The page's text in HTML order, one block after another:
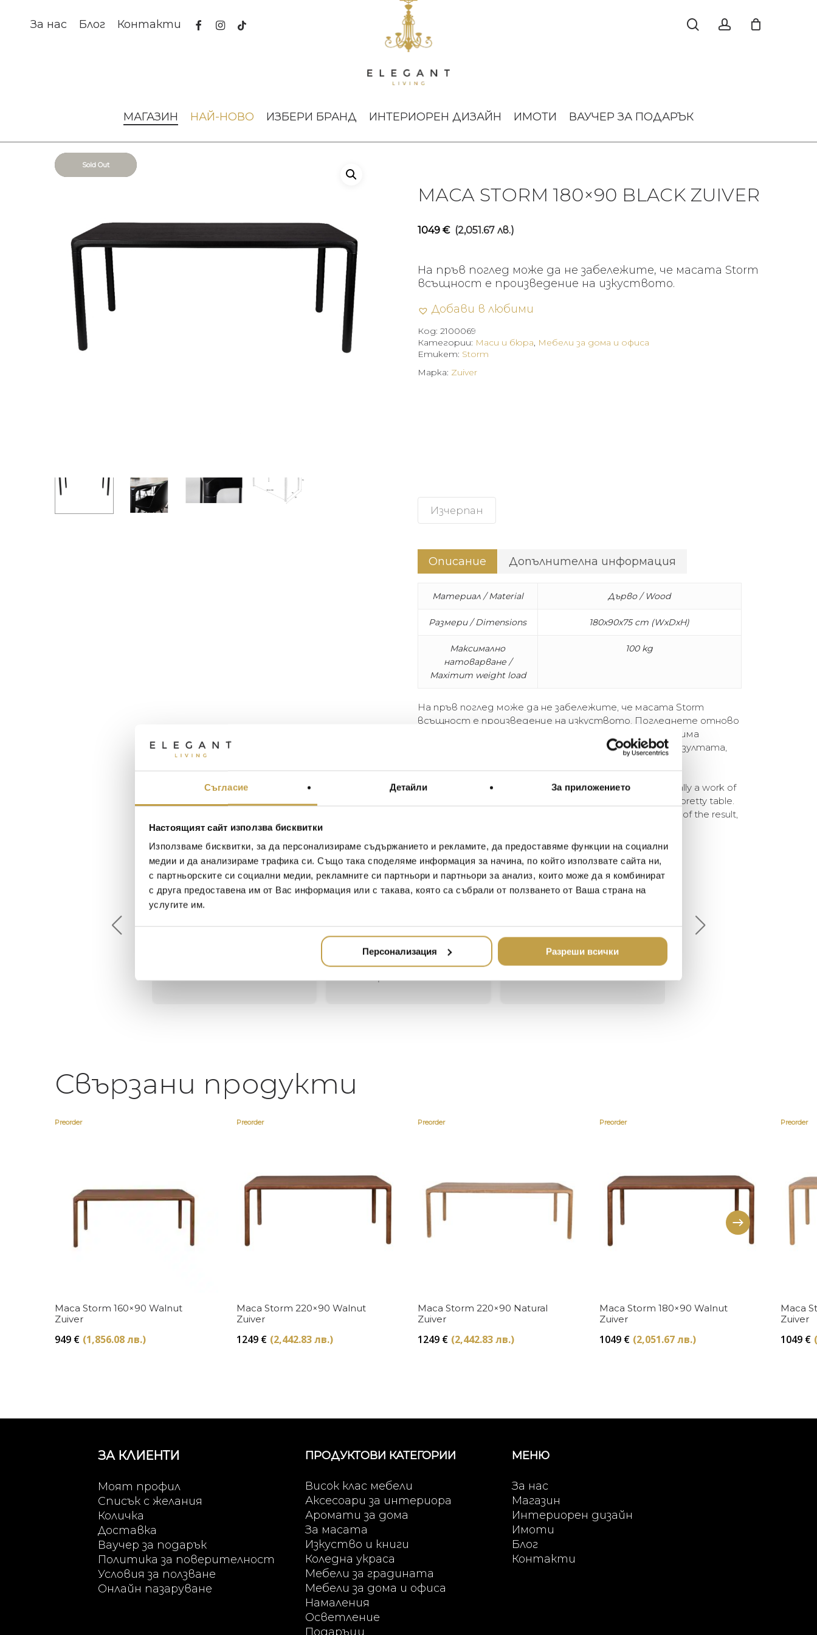
Съгласие Детайли За приложението
Настоящият сайт използва бисквитки
Използваме бисквитки, за да персонализираме съдържанието и рекламите, да предоставяме функции на социални
медии и да анализираме трафика си. Също така споделяме информация за начина, по който използвате сайта ни,
с партньорските си социални медии, рекламните си партньори и партньори за анализ, които може да я комбинират
с друга предоставена им от Вас информация или с такава, която са събрали от ползването от Ваша страна на
услугите им.
Персонализация Разреши всички
За нас Блог Контакти facebookinstagram
tiktok
МАГАЗИН НАЙ-НОВО ИЗБЕРИ БРАНД ИНТЕРИОРЕН ДИЗАЙН ИМОТИ ВАУЧЕР ЗА ПОДАРЪК
Sold Out
МАСА STORM 180×90 BLACK ZUIVER
1049 € (2,051.67 лв.)
На пръв поглед може да не забележите, че масата Storm
всъщност е произведение на изкуството.
Добави в любими
Код: 2100069
Категории: Маси и бюра Мебели за дома и офиса
Етикет: Storm
Изчерпан
Марка: Zuiver
Описание Допълнителна информация
Материал / Material Дърво / Wood
Размери / Dimensions 180x90x75 cm (WxDxH)
Максимално
натоварване /
Maximum weight load
100 kg
На пръв поглед може да не забележите, че масата Storm
всъщност е произведение на изкуството. Погледнете отново
и ще видите, че Storm не е просто красива маса. Тя има
изключителни, страхотни детайли. Гордеем се с резултата,
At first glance, you might just miss how table Storm is actually a work of
art. Take a second look and you will see Storm is not just a pretty table.
It is blessed with elaborate and great details. We are proud of the result,
намерите всичко, което ще
направи жилището ви
Ивелина Линковска
Хареса ми
Свързани продукти
Preorder
Купи
Маса Storm 160×90 Walnut
Zuiver
949 € (1,856.08 лв.)
Preorder
Купи
Маса Storm 220×90 Walnut
Zuiver
1249 € (2,442.83 лв.)
Preorder
Купи
Маса Storm 220×90 Natural
Zuiver
1249 € (2,442.83 лв.)
Preorder
Купи
Маса Storm 180×90 Walnut
Zuiver
1049 € (2,051.67 лв.)
Preorder
Маса
Zuiver
1049 €
ЗА КЛИЕНТИ
Моят профил
Списък с желания
Количка
Доставка
Ваучер за подарък
Политика за поверителност
Условия за ползване
Онлайн пазаруване
ПРОДУКТОВИ КАТЕГОРИИ
Висок клас мебели
Аксесоари за интериора
Аромати за дома
За масата
Изкуство и книги
Коледна украса
Мебели за градината
Мебели за дома и офиса
Намаления
Осветление
Подаръци
МЕНЮ
За нас
Магазин
Интериорен дизайн
Имоти
Блог
Контакти